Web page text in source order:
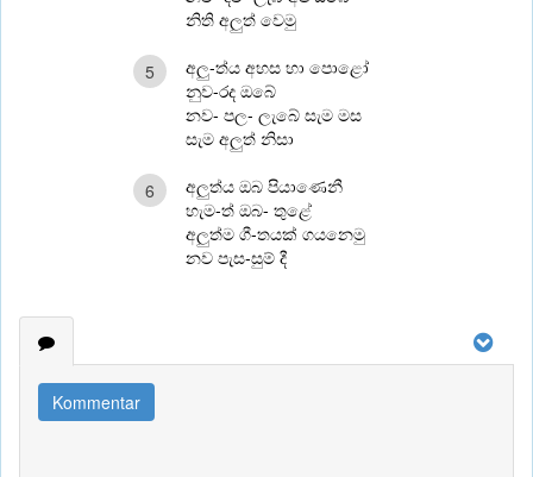
නිති අලුත් වෙමු
5
අලු-ත්ය අහස හා පොළෝ
නුව-රද ඔබේ
නව- පල- ලැබේ සැම මස
සැම අලුත් නිසා
6
අලුත්ය ඔබ පියාණෙනී
හැම-ත් ඔබ- තුළේ
අලුත්ම ගී-තයක් ගයනෙමු
නව පැස-සුම් දී
Kommentar